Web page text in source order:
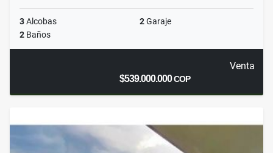
3Alcobas 2Garaje
2 Baños
Venta
$539.000.000COP